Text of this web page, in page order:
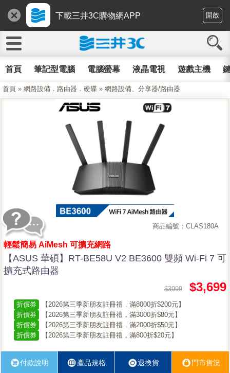
下載三井3C購物網APP 開啟
首頁 筆記型電腦 電腦螢幕 液晶電視 遊戲主機
首頁 » 網路設備．路由器．硬碟 » 網路設備、分享器/路由器
商品編號：CLAS180A
輕鬆簡易 AiMesh 可擴充網路
【ASUS 華碩】RT-BE58U V2 BE3600 雙頻 Wi-Fi 7 可
擴充式路由器
$3999 $3,699
折價券
【2026第三季新朋友註冊禮，滿8000折$200元】
折價券
【2026第三季新朋友註冊禮，滿3000折$80元】
折價券
【2026第三季新朋友註冊禮，滿2000折$50元】
折價券
【2026第三季新朋友註冊禮，滿800折$20元】
付款說明 產品規格 退換貨 門市貨況